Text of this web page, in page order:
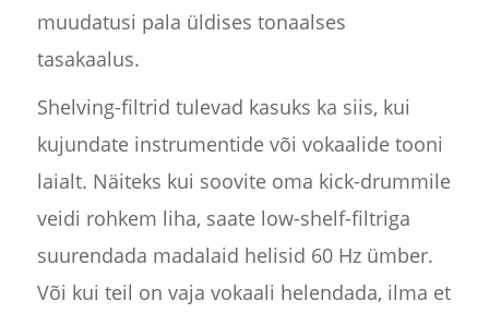
muudatusi pala üldises tonaalses
tasakaalus.
Shelving-filtrid tulevad kasuks ka siis, kui
kujundate instrumentide või vokaalide tooni
laialt. Näiteks kui soovite oma kick-drummile
veidi rohkem liha, saate low-shelf-filtriga
suurendada madalaid helisid 60 Hz ümber.
Või kui teil on vaja vokaali helendada, ilma et